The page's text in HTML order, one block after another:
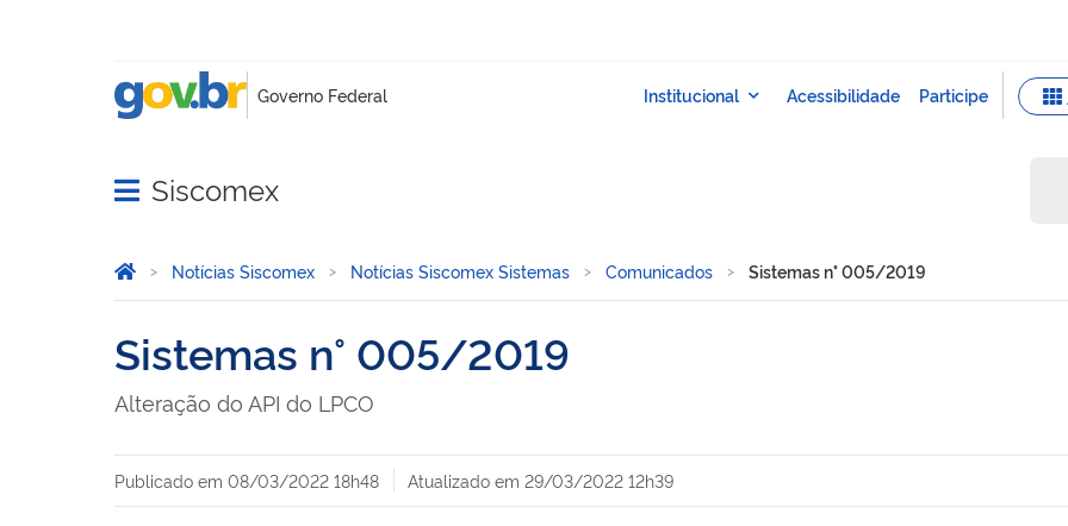
Abrir menu principal de navegação
Siscomex
Você está aqui:
Página Inicial
Notícias Siscomex Notícias Siscomex Sistemas Comunicados Sistemas n° 005/2019
Sistemas n° 005/2019
Alteração do API do LPCO
Publicado em 08/03/2022 18h48 Atualizado em 29/03/2022 12h39